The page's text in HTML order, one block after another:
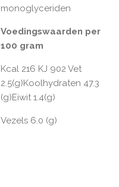
monoglyceriden
Voedingswaarden per
100 gram
Kcal 216 KJ 902 Vet
2.5(g)Koolhydraten 47.3
(g)Eiwit 1.4(g)
Vezels 6.0 (g)